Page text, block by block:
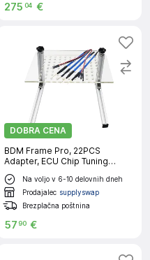
275 04 €
DOBRA CENA
BDM Frame Pro, 22PCS
Adapter, ECU Chip Tuning
Flasher, LED BDM Frame
Na voljo v 6-10 delovnih dneh
Prodajalec supplyswap
Brezplačna poštnina
57 90 €